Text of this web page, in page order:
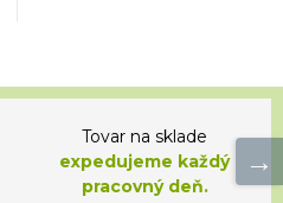
Tovar na sklade
expedujeme každý
pracovný deň.